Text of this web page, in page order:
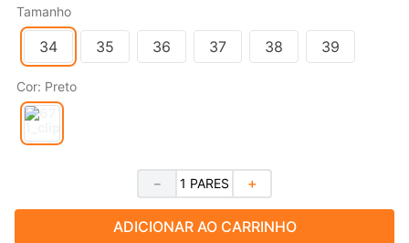
Tamanho
34 35 36 37 38 39
Cor: Preto
＋
－
ADICIONAR AO CARRINHO